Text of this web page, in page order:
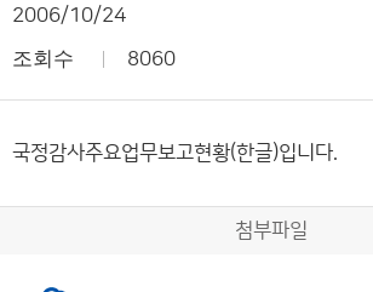
2006/10/24
조회수 8060
국정감사주요업무보고현황(한글)입니다.
첨부파일